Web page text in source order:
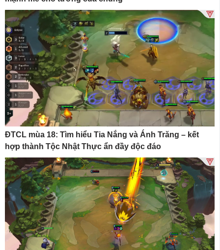
ĐTCL mùa 18: Tìm hiểu Tia Nắng và Ánh Trăng – kết
hợp thành Tộc Nhật Thực ẩn đầy độc đáo